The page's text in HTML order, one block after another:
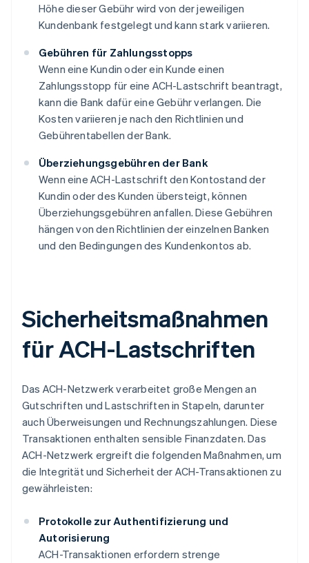
Höhe dieser Gebühr wird von der jeweiligen
Kundenbank festgelegt und kann stark variieren.
Gebühren für Zahlungsstopps
Wenn eine Kundin oder ein Kunde einen
Zahlungsstopp für eine ACH-Lastschrift beantragt,
kann die Bank dafür eine Gebühr verlangen. Die
Kosten variieren je nach den Richtlinien und
Gebührentabellen der Bank.
Überziehungsgebühren der Bank
Wenn eine ACH-Lastschrift den Kontostand der
Kundin oder des Kunden übersteigt, können
Überziehungsgebühren anfallen. Diese Gebühren
hängen von den Richtlinien der einzelnen Banken
und den Bedingungen des Kundenkontos ab.
Sicherheitsmaßnahmen
für ACH-Lastschriften
Das ACH-Netzwerk verarbeitet große Mengen an
Gutschriften und Lastschriften in Stapeln, darunter
auch Überweisungen und Rechnungszahlungen. Diese
Transaktionen enthalten sensible Finanzdaten. Das
ACH-Netzwerk ergreift die folgenden Maßnahmen, um
die Integrität und Sicherheit der ACH-Transaktionen zu
gewährleisten:
Protokolle zur Authentifizierung und
Autorisierung
ACH-Transaktionen erfordern strenge